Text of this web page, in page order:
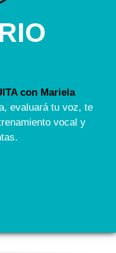
con Mariela
evaluará tu voz, te
vocal y